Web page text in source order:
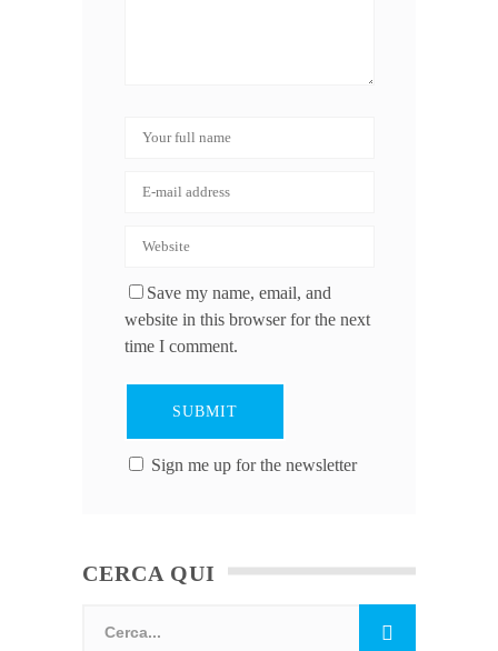
Save my name, email, and
website in this browser for the next
time I comment.
Sign me up for the newsletter
CERCA QUI